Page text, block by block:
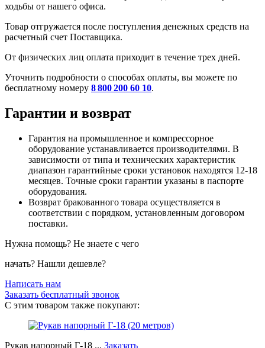
ходьбы от нашего офиса.
Товар отгружается после поступления денежных средств на
расчетный счет Поставщика.
От физических лиц оплата приходит в течение трех дней.
Уточнить подробности о способах оплаты, вы можете по
бесплатному номеру 8 800 200 60 10.
Гарантии и возврат
Гарантия на промышленное и компрессорное
оборудование устанавливается производителями. В
зависимости от типа и технических характеристик
диапазон гарантийные сроки установок находятся 12-18
месяцев. Точные сроки гарантии указаны в паспорте
оборудования.
Возврат бракованного товара осуществляется в
соответствии с порядком, установленным договором
поставки.
Нужна помощь? Не знаете с чего
начать? Нашли дешевле?
Написать нам
Заказать бесплатный звонок
С этим товаром также покупают:
Рукав напорный Г-18 ... Заказать